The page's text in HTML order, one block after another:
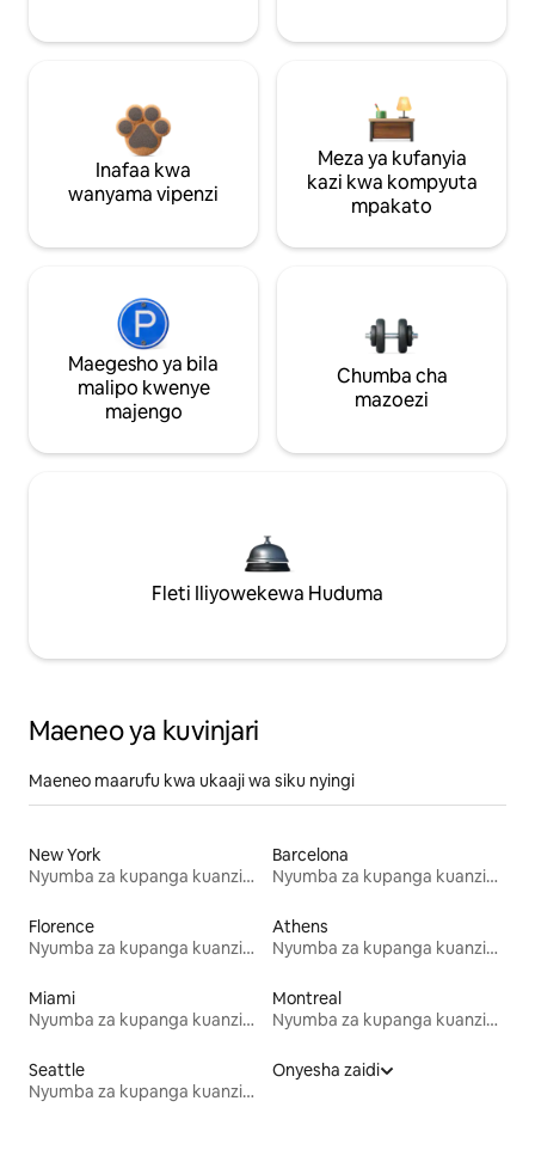
Inafaa kwa
wanyama vipenzi
Meza ya kufanyia
kazi kwa kompyuta
mpakato
Maegesho ya bila
malipo kwenye
majengo
Chumba cha
mazoezi
Fleti Iliyowekewa Huduma
Maeneo ya kuvinjari
Maeneo maarufu kwa ukaaji wa siku nyingi
New York
Nyumba za kupanga kuanzia mwezi mmoja
Barcelona
Nyumba za kupanga kuanzia mwezi mmoja
Florence
Nyumba za kupanga kuanzia mwezi mmoja
Athens
Nyumba za kupanga kuanzia mwezi mmoja
Miami
Nyumba za kupanga kuanzia mwezi mmoja
Montreal
Nyumba za kupanga kuanzia mwezi mmoja
Seattle
Nyumba za kupanga kuanzia mwezi mmoja
Onyesha zaidi